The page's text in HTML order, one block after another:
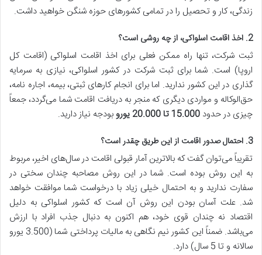
زندگی، کار و تحصیل را در تمامی کشور‌های حوزه شنگن خواهید داشت.
2. اخذ اقامت اسلواکی، از چه روشی است؟
ثبت شرکت، تنها راه ممکن فعلی برای اخذ اقامت اسلواکی (اقامت کل
اروپا) است. شما برای ثبت شرکت در کشور اسلواکی، نیازی به سرمایه
گذاری در این کشور ندارید. اما برای انجام کارهای ثبتی، بیمه، اجاره نامه،
حق‌الوکاله و مواردی دیگری که منجر به دریافت اقامت شما می‌گردد، جمعاً
چیزی در حدود 15.000تا 20.000 یورو بودجه نیاز دارید.
3. احتمال صدور اقامت از این طریق چقدر است؟
تقریباً می‌توان گفت که بالاترین آمار قبولی اقامت در سال‌های اخیر، مربوط
به این روش بوده است. شما در این روش مصاحبه چندان سختی در
سفارت ندارید و به احتمال خیلی زیاد با درخواست شما موافقت خواهد
شد. علت آسان بودن این روش آن است که کشور اسلواکی به دلیل
اقتصاد نه چندان قوی خود، هم اکنون به دنبال جذب افراد با ارزش
می‌باشد. ضمناً این کشور نیم نگاهی به مالیات پرداختی شما (3.500 یورو
سالانه و تا 5 سال) دارد.